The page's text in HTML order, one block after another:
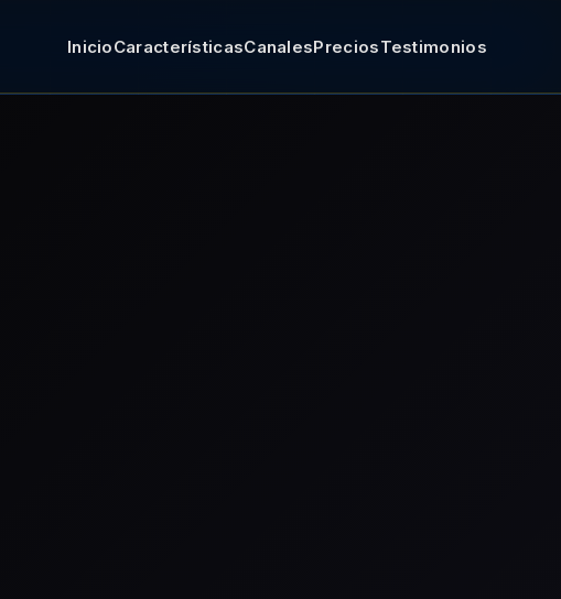
InicioCaracterísticasCanalesPreciosTestimonios